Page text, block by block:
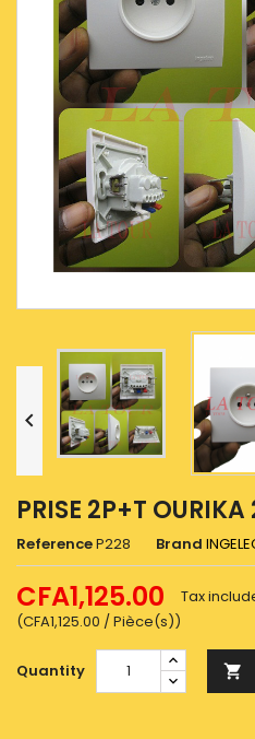

PRISE 2P+T
ReferenceP228 Brand
CFA1,125.00
(CFA1,125.00 / Pièce(s))
Tax
Quantity 